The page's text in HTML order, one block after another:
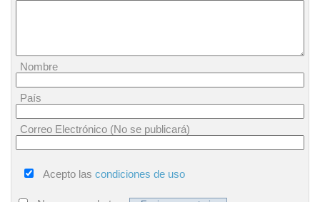
Nombre
País
Correo Electrónico (No se publicará)
Acepto las condiciones de uso